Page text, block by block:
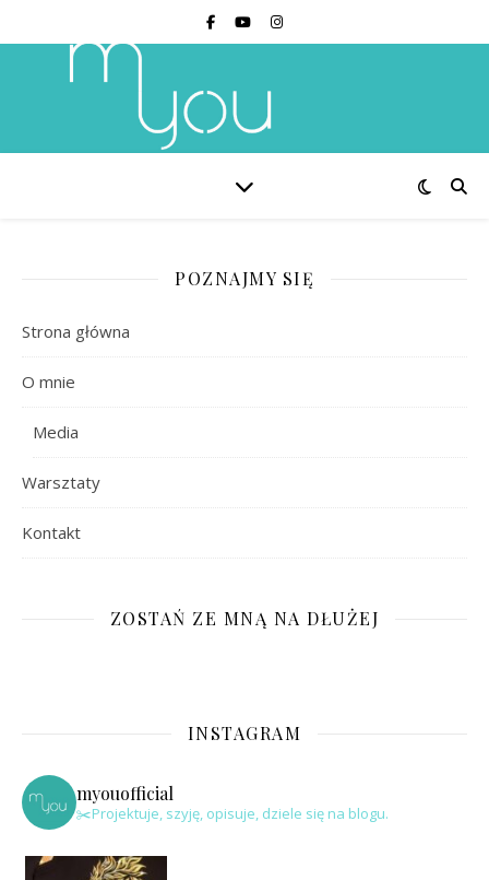
POZNAJMY SIĘ
Strona główna
O mnie
Media
Warsztaty
Kontakt
ZOSTAŃ ZE MNĄ NA DŁUŻEJ
INSTAGRAM
myouofficial
✂️Projektuje, szyję, opisuje, dziele się na blogu.